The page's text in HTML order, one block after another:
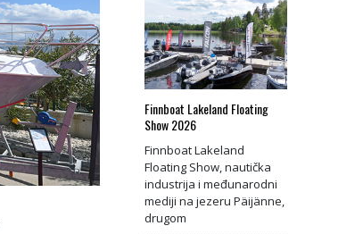
Finnboat Lakeland Floating
Show 2026
Finnboat Lakeland
Floating Show, nautička
industrija i međunarodni
mediji na jezeru Päijänne,
drugom